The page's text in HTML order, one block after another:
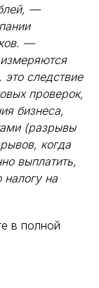
—
—
следствие
проверок,
бизнеса,
(разрывы
когда
выплатить,
на
в полной